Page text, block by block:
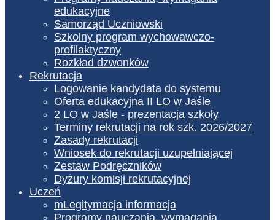
edukacyjne
Samorząd Uczniowski
Szkolny program wychowawczo-
profilaktyczny
Rozkład dzwonków
Rekrutacja
Logowanie kandydata do systemu
Oferta edukacyjna II LO w Jaśle
2 LO w Jaśle - prezentacja szkoły
Terminy rekrutacji na rok szk. 2026/2027
Zasady rekrutacji
Wniosek do rekrutacji uzupełniającej
Zestaw Podręczników
Dyżury komisji rekrutacyjnej
Uczeń
mLegitymacja informacja
Programy nauczania, wymagania